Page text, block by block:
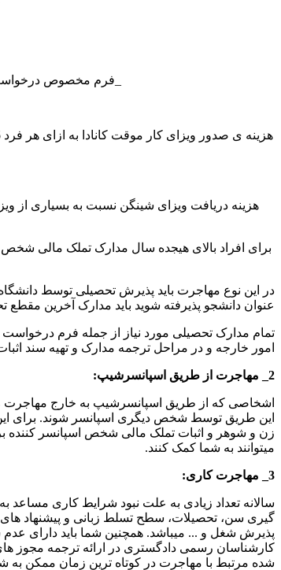
_فرم مخصوص درخواست ویزای
هزینه دریافت ویزای شینگن نسبت به بسیاری از
برای افراد بالای هیجده سال مدارک تملک مالی
در این نوع مهاجرت باید پذیرش تحصیلی توسط
عنوان دانشجو پذیرفته شوید باید مدارک آخرین مقطع
تمام مدارک تحصیلی مورد نیاز از جمله فرم
امور خارجه و در مراحل ترجمه مدارک و تهیه سند
2_ مهاجرت از طریق اسپانسرشیپ:
اشخاصی که از طریق اسپانسرشیپ به خارج مهاجرت
این طریق توسط شخص دیگری اسپانسر شوند. برای این
زن و شوهر و اثبات تملک مالی شخص اسپانسر کننده
میتوانند به شما کمک کنند.
3_ مهاجرت کاری:
سالانه تعداد زیادی به علت نبود شرایط کاری مساعد
گیری سن، تحصیلات، سطح تسلط زبانی و پیشنهاد
پذیرش شغل و ‌... میباشد. همچنین شما باید دارای
کارشناسان رسمی دادگستری در ارائه ترجمه مجوز
شده مرتبط با مهاجرت در کوتاه ترین زمان ممکن به